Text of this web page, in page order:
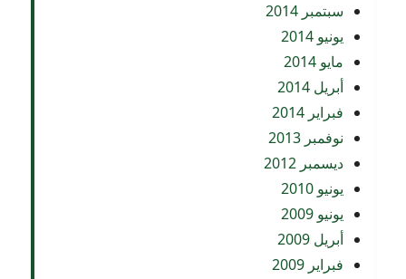
سبتمبر 2014
يونيو 2014
مايو 2014
أبريل 2014
فبراير 2014
نوفمبر 2013
ديسمبر 2012
يونيو 2010
يونيو 2009
أبريل 2009
فبراير 2009